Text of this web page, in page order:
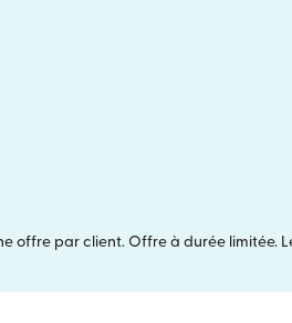
offre par client. Offre à durée limitée.